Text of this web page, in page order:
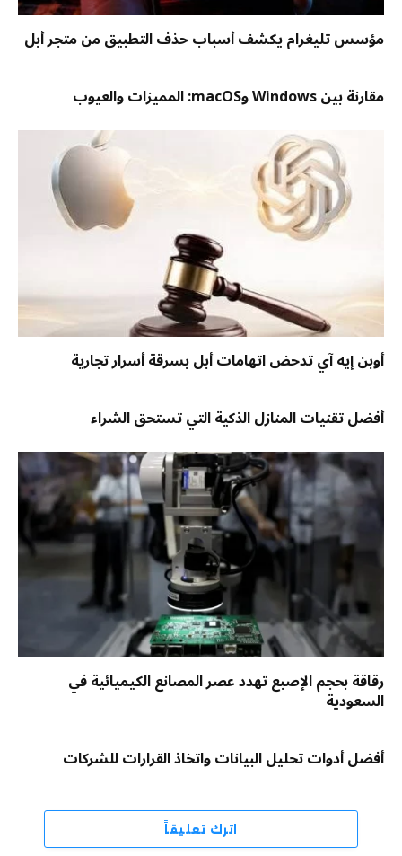
مؤسس تليغرام يكشف أسباب حذف التطبيق من متجر أبل
مقارنة بين Windows وmacOS: المميزات والعيوب
أوبن إيه آي تدحض اتهامات أبل بسرقة أسرار تجارية
أفضل تقنيات المنازل الذكية التي تستحق الشراء
رقاقة بحجم الإصبع تهدد عصر المصانع الكيميائية في
السعودية
أفضل أدوات تحليل البيانات واتخاذ القرارات للشركات
اترك تعليقاً